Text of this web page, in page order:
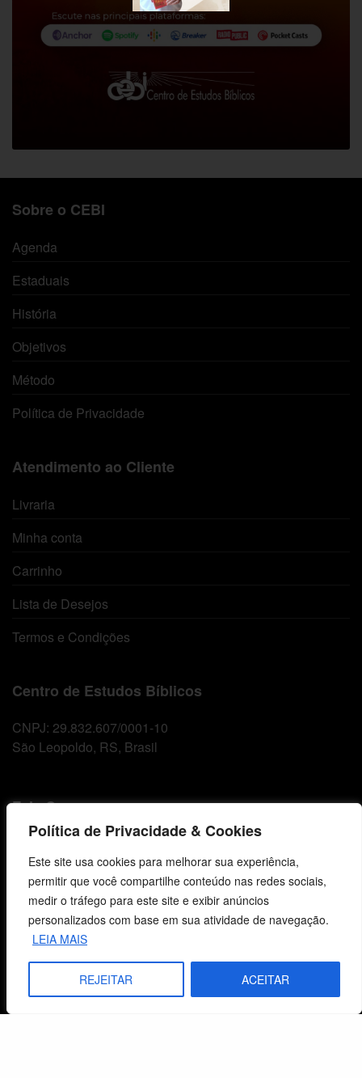
Política de Privacidade & Cookies
Este site usa cookies para melhorar sua experiência,
permitir que você compartilhe conteúdo nas redes sociais,
medir o tráfego para este site e exibir anúncios
personalizados com base em sua atividade de navegação.
LEIA MAIS
REJEITAR ACEITAR
Sobre o CEBI
Agenda
Estaduais
História
Objetivos
Método
Política de Privacidade
Atendimento ao Cliente
Livraria
Minha conta
Carrinho
Lista de Desejos
Termos e Condições
Centro de Estudos Bíblicos
CNPJ: 29.832.607/0001-10
São Leopoldo, RS, Brasil
Fale Conosco
vendas@cebi.org.br
comunicacao@cebi.org.br
WhatsApp / Vendas
+55 (51) 99734-4518
WhatsApp / Comunicação
+55 (51) 99799-3041